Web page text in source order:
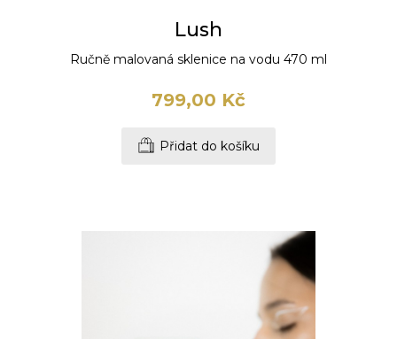
Lush
Ručně malovaná sklenice na vodu 470 ml
799,00 Kč
Přidat do košíku